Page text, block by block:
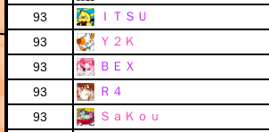
93
ＩＴＳＵ
93
Ｙ２Ｋ
93
ＢＥＸ
93
Ｒ４
93
ＳａＫｏｕ